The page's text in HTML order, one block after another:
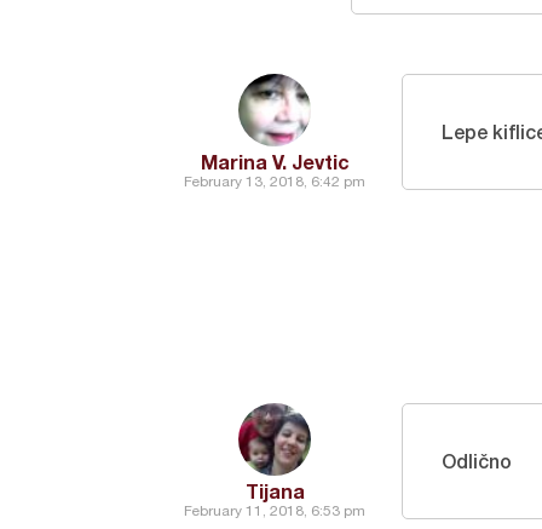
Marina V. Jevtic
February 13, 2018, 6:42 pm
Lepe
Tijana
February 11, 2018, 6:53 pm
Odlično